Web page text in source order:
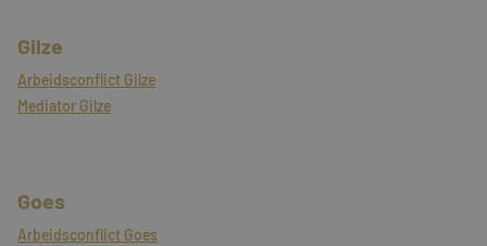
Gilze
Arbeidsconflict Gilze
Mediator Gilze
Goes
Arbeidsconflict Goes